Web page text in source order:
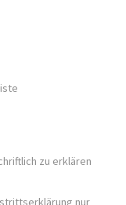
zu erklären
nur